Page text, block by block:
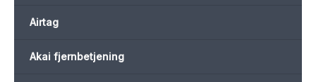
Airtag
Akai fjernbetjening